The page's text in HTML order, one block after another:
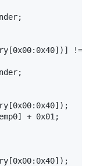
!=
+ 0x01;